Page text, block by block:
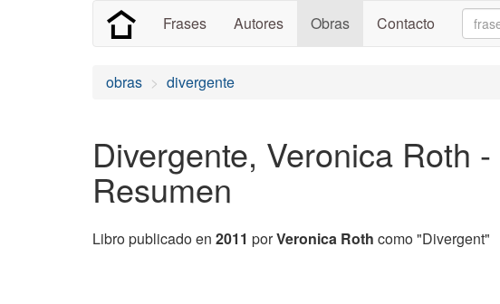
Frases Autores Obras Contacto
obras divergente
Divergente, Veronica Roth
Resumen
Libro publicado en 2011 porVeronica Roth como "Divergent"